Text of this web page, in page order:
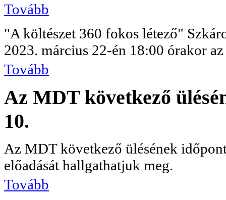
Tovább
"A költészet 360 fokos létező"
2023. március 22-én 18:00 órakor
Tovább
Az MDT következő
10.
Az MDT következő ülésének
előadását hallgathatjuk meg.
Tovább